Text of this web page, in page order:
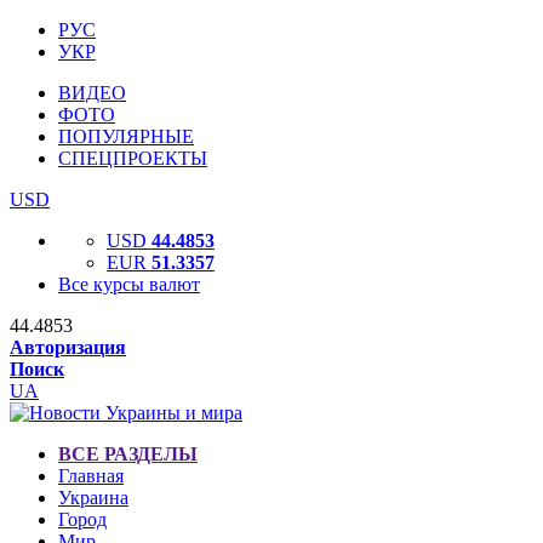
РУС
УКР
ВИДЕО
ФОТО
ПОПУЛЯРНЫЕ
СПЕЦПРОЕКТЫ
USD
USD 44.4853
EUR 51.3357
Все курсы валют
44.4853
Авторизация
Поиск
UA
ВСЕ РАЗДЕЛЫ
Главная
Украина
Город